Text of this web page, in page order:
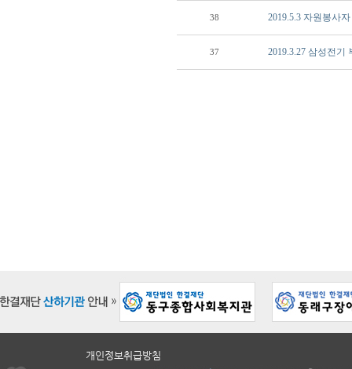
38 2019.5.3 자원봉사
37 2019.3.27 삼성전기
개인정보취급방침